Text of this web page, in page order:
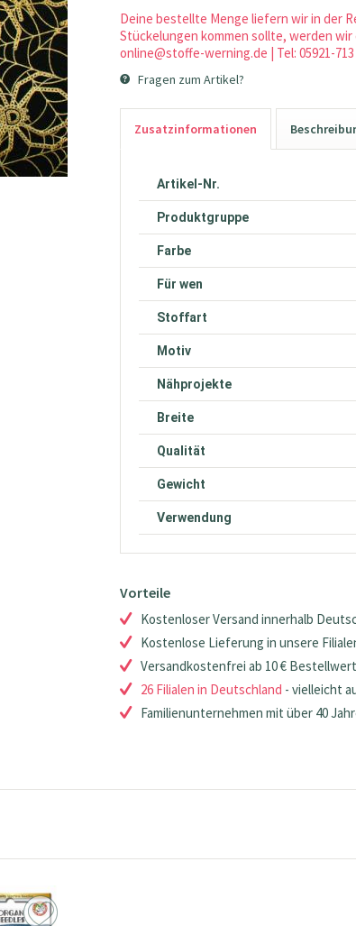
Deine bestellte Menge liefern wir in der
Stückelungen kommen sollte, werden
online@stoffe-werning.de | Tel: 05921-713
Fragen zum Artikel?
Zusatzinformationen
Artikel-Nr.
Produktgruppe
Farbe
Für wen
Stoffart
Motiv
Nähprojekte
Breite
Qualität
Gewicht
Verwendung
Vorteile
Kostenloser Versand innerhalb
Kostenlose Lieferung in unsere
Versandkostenfrei ab 10 €
26 Filialen in Deutschland - vielleicht
Familienunternehmen mit über 40